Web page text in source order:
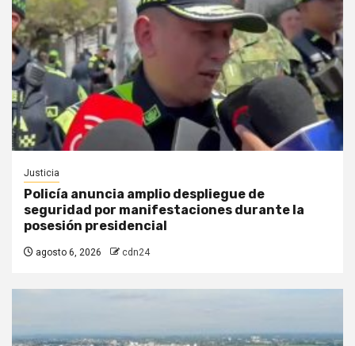
Justicia
Policía anuncia amplio despliegue de
seguridad por manifestaciones durante la
posesión presidencial
agosto 6, 2026 cdn24